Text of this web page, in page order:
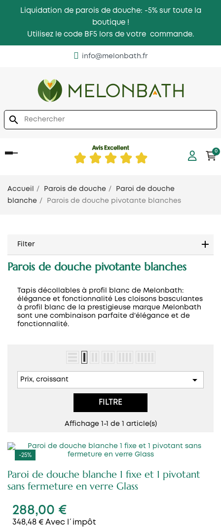
Liquidation de parois de douche: -5% sur toute la
boutique !
Utilisez le code BF5 lors de votre commande.
info@melonbath.fr
search
Basculer
0
Accueil Parois de douche
Paroi de douche
blanche
Parois de douche pivotante blanches
Filter
Parois de douche pivotante blanches
Tapis décollables à profil blanc de Melonbath:
élégance et fonctionnalité Les cloisons basculantes
à profil blanc de la prestigieuse marque Melonbath
sont une combinaison parfaite d'élégance et de
fonctionnalité.
Prix, croissant 
FILTRE
Affichage 1-1 de 1 article(s)
-25%
Paroi de douche blanche 1 fixe et 1 pivotant
sans fermeture en verre Glass
288,00 €
348,48 € Avec l´impôt